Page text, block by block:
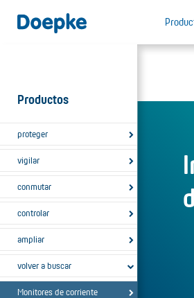
Productos
proteger
vigilar
conmutar
controlar
ampliar
volver a buscar
Monitores de corriente